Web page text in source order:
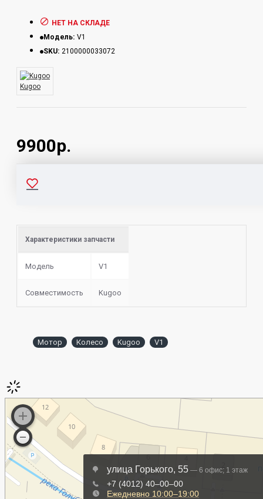
9900р.
НЕТ НА СКЛАДЕ
Модель: V1
SKU: 2100000033072
Kugoo
Характеристики запчасти
Модель V1
Совместимость Kugoo
Мотор Колесо Kugoo V1